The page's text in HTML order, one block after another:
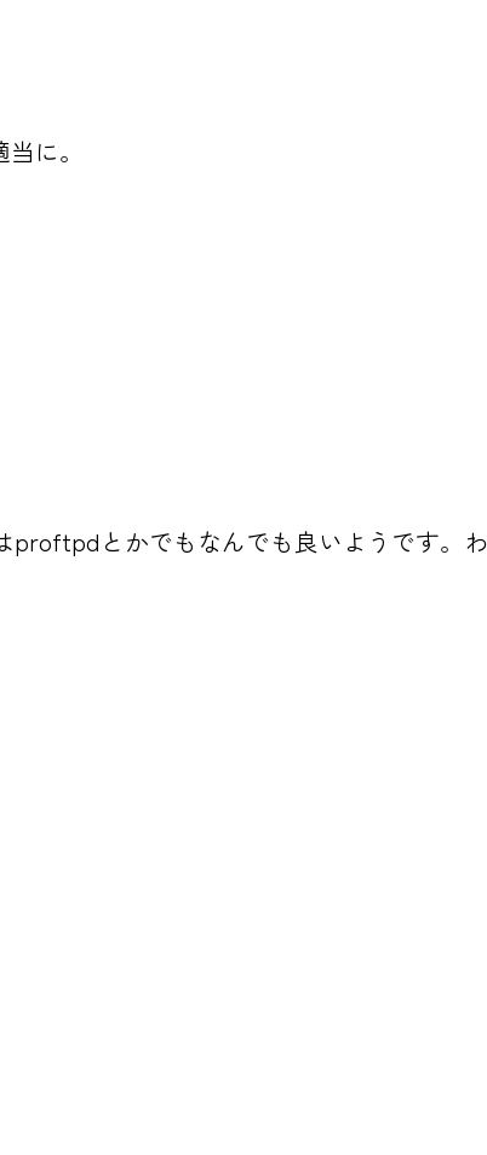
に。
とかでもなんでも良いようです。